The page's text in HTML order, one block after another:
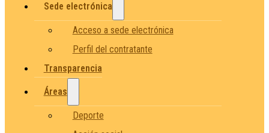
Sede electrónica
Acceso a sede electrónica
Perfil del contratante
Transparencia
Áreas
Deporte